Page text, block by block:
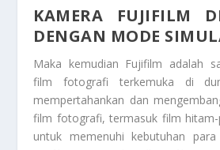
KAMERA FUJIFILM
DENGAN MODE
Maka kemudian Fujifilm adalah
film fotografi terkemuka di
mempertahankan dan
film fotografi, termasuk film
untuk memenuhi kebutuhan